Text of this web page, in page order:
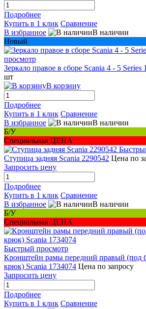
Подробнее
Купить в 1 клик Сравнение
В избранное
В наличии
Новый
просмотр
Зеркало правое в сборе Scania 4 - 5 Series
шт
В корзину
Подробнее
Купить в 1 клик Сравнение
В избранное
В наличии
Б/У
Специальная ЦЕНА
Ступица задняя Scania 2290542 Цена по
Запросить цену
Подробнее
Купить в 1 клик Сравнение
В избранное
В наличии
Б/У
Специальная ЦЕНА
Быстрый просмотр
Кронштейн рамы передний правый (под
крюк) Scania 1734074 Цена по запросу
Запросить цену
Подробнее
Купить в 1 клик Сравнение